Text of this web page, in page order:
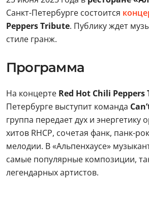
Санкт-Петербурге состоится
Peppers Tribute. Публику ждет
стиле гранж.
Программа
На концерте Red Hot Chili Peppers
Петербурге выступит команда
группа передает дух и энергетику
хитов RHCP, сочетая фанк, панк-
мелодии. В «Альпенхаусе»
самые популярные композиции,
легендарных артистов.